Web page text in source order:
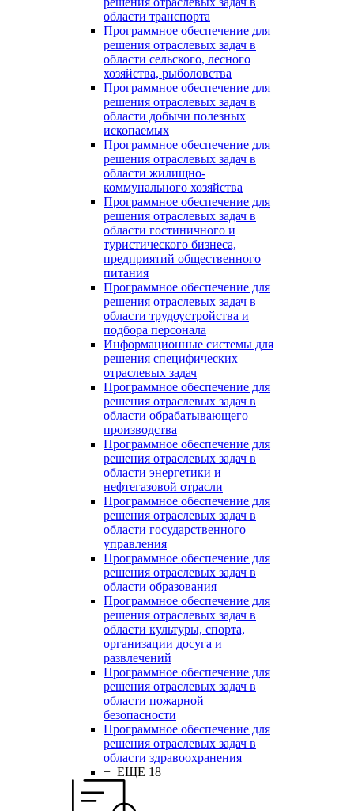
области транспорта
Программное обеспечение для
решения отраслевых задач в
области сельского, лесного
хозяйства, рыболовства
Программное обеспечение для
решения отраслевых задач в
области добычи полезных
ископаемых
Программное обеспечение для
решения отраслевых задач в
области жилищно-
коммунального хозяйства
Программное обеспечение для
решения отраслевых задач в
области гостиничного и
туристического бизнеса,
предприятий общественного
питания
Программное обеспечение для
решения отраслевых задач в
области трудоустройства и
подбора персонала
Информационные системы для
решения специфических
отраслевых задач
Программное обеспечение для
решения отраслевых задач в
области обрабатывающего
производства
Программное обеспечение для
решения отраслевых задач в
области энергетики и
нефтегазовой отрасли
Программное обеспечение для
решения отраслевых задач в
области государственного
управления
Программное обеспечение для
решения отраслевых задач в
области образования
Программное обеспечение для
решения отраслевых задач в
области культуры, спорта,
организации досуга и
развлечений
Программное обеспечение для
решения отраслевых задач в
области пожарной
безопасности
Программное обеспечение для
решения отраслевых задач в
области здравоохранения
+ ЕЩЕ 18